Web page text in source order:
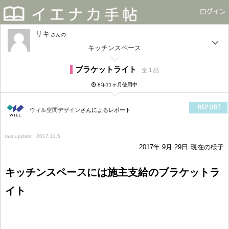
リキ さん
キッチンスペース
ブラケットライト 全 1 話
8年11ヶ月使用中
ウィル空間デザインさんによるレポート REPORT
last update : 2017.11.5
2017年 9月 29日 現在の様子
キッチンスペースには施主支給のブラケットラ
イト